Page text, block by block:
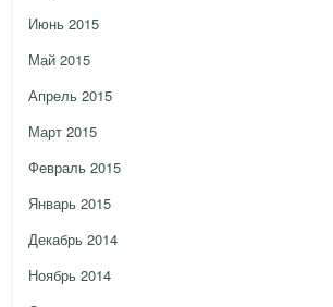
Июнь 2015
Май 2015
Апрель 2015
Март 2015
Февраль 2015
Январь 2015
Декабрь 2014
Ноябрь 2014